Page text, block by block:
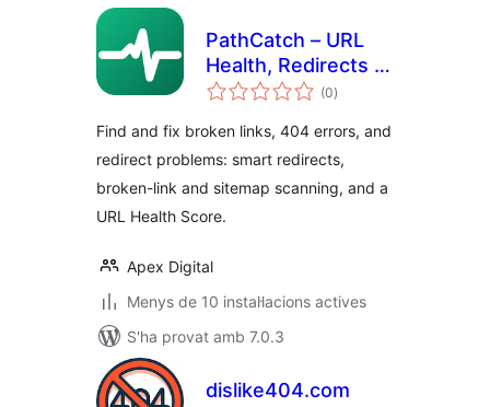
PathCatch – URL
Health, Redirects &
404 Monitor(0puntuacions
totals
)
Find and fix broken links, 404 errors, and
redirect problems: smart redirects,
broken-link and sitemap scanning, and a
URL Health Score.
Apex Digital
Menys de 10 instal·lacions actives
S'ha provat amb 7.0.3
dislike404.com